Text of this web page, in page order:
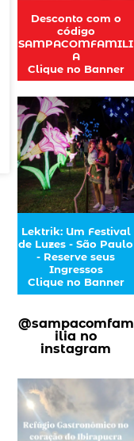
Desconto com o
código
SAMPACOMFAMILI
A
Clique no Banner
Lektrik: Um Festival
de Luzes - São Paulo
- Reserve seus
Ingressos
Clique no Banner
@sampacomfam
ilia no
instagram